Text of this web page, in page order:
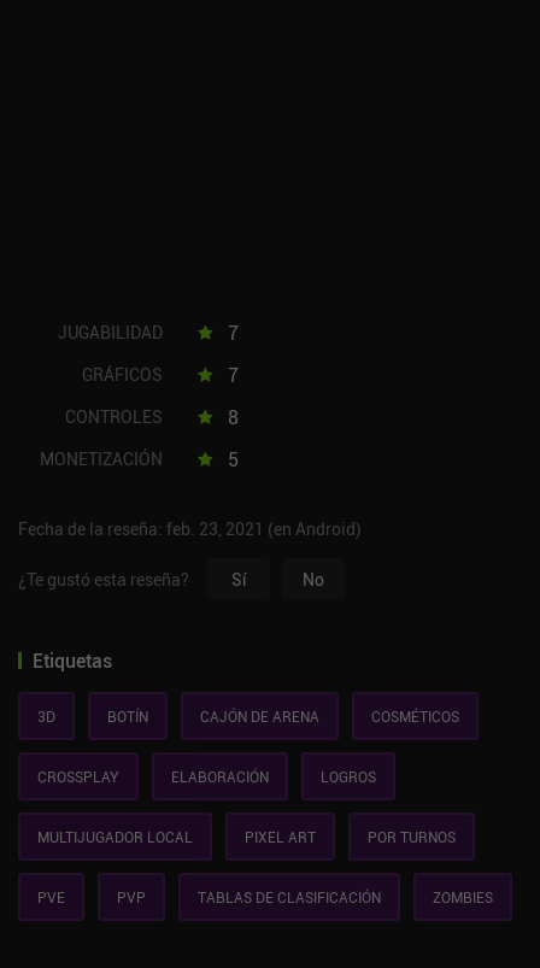
JUGABILIDAD 7
GRÁFICOS 7
CONTROLES 8
MONETIZACIÓN 5
Fecha de la reseña: feb. 23, 2021 (en Android)
¿Te gustó esta reseña? Sí No
Etiquetas
3D BOTÍN CAJÓN DE ARENA COSMÉTICOS
CROSSPLAY ELABORACIÓN LOGROS
MULTIJUGADOR LOCAL PIXEL ART POR TURNOS
PVE PVP TABLAS DE CLASIFICACIÓN ZOMBIES